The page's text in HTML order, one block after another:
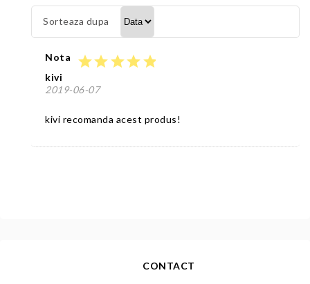
Sorteaza dupa
Nota starstarstarstarstar
kivi
2019-06-07
kivi recomanda acest produs!
CONTACT